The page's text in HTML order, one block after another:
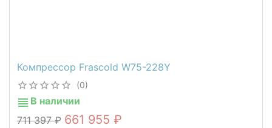
Компрессор Frascold W75-228Y
(0)
В наличии
711 397
661 955